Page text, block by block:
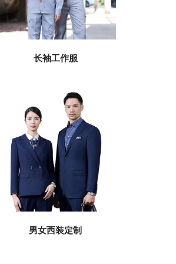
长袖工作服
男女西装定制